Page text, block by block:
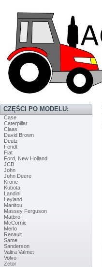
CZĘŚCI PO MODELU:
Case
Caterpillar
Claas
David Brown
Deutz
Fendt
Fiat
Ford, New Holland
JCB
John
John Deere
Krone
Kubota
Landini
Leyland
Manitou
Massey Ferguson
Matbro
McCornic
Merlo
Renault
Same
Sanderson
Valtra Valmet
Volvo
Zetor